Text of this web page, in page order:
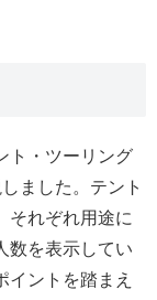
ト・ツーリング
ました。テント
それぞれ用途に
数を表示してい
イントを踏まえ